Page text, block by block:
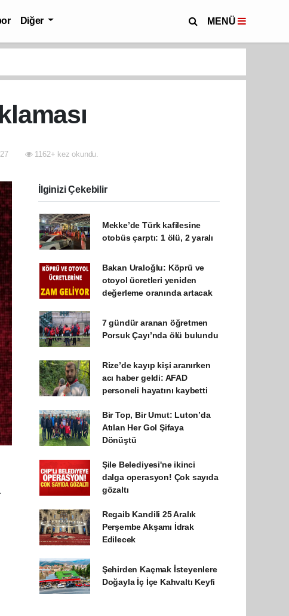
Diğer MENÜ
1162+ kez okundu.
İlginizi Çekebilir
Mekke’de Türk kafilesine
otobüs çarptı: 1 ölü, 2 yaralı
Bakan Uraloğlu: Köprü ve
otoyol ücretleri yeniden
değerleme oranında artacak
7 gündür aranan öğretmen
Porsuk Çayı’nda ölü bulundu
Rize’de kayıp kişi aranırken
acı haber geldi: AFAD
personeli hayatını kaybetti
Bir Top, Bir Umut: Luton’da
Atılan Her Gol Şifaya
Dönüştü
Şile Belediyesi'ne ikinci
dalga operasyon! Çok sayıda
gözaltı
Regaib Kandili 25 Aralık
Perşembe Akşamı İdrak
Edilecek
Şehirden Kaçmak İsteyenlere
Doğayla İç İçe Kahvaltı Keyfi